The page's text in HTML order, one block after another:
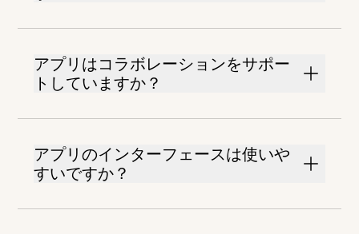
アプリはコラボレーションをサポー
トしていますか？
アプリのインターフェースは使いや
すいですか？